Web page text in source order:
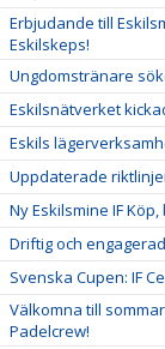
Erbjudande till
Eskilskeps!
Ungdomstränare
Eskilsnätverket
Eskils
Uppdaterade
Ny Eskilsmine IF
Driftig och
Svenska Cupen: IF
Välkomna till
Padelcrew!